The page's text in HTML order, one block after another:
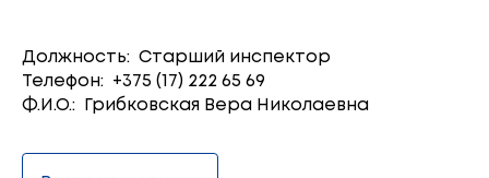
Должность: Старший инспектор
Телефон: +375 (17) 222 65 69
Ф.И.О.: Грибковская Вера Николаевна